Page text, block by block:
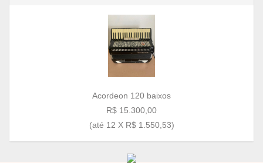
Acordeon 120 baixos
R$ 15.300,00
(até 12 X R$ 1.550,53)